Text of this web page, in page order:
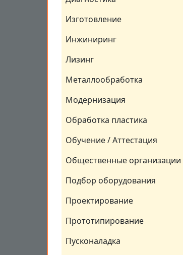
Изготовление
Инжиниринг
Лизинг
Металлообработка
Модернизация
Обработка пластика
Обучение / Аттестация
Общественные организации
Подбор оборудования
Проектирование
Прототипирование
Пусконаладка